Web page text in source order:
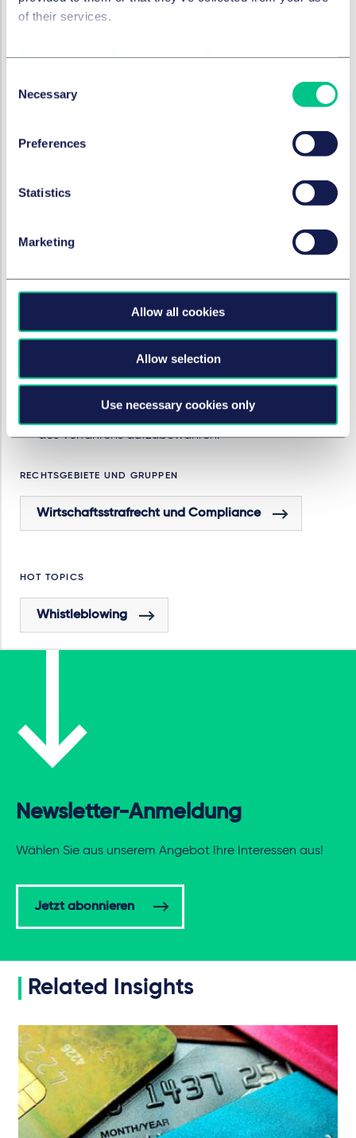
of their services.
Selection
Necessary
Preferences
Statistics
Marketing
Allow all cookies
Allow selection
Use necessary cookies only
Ermittlungen - enthalten. Allein dieses Geflecht an
Es besteht ein Wahlrecht des Whistleblowers, extern
oder (unternehmens)intern zu melden, wobei die
Bundesamt für Justiz angesiedelt und mit 30
mit deutlicher mehr Schlagkraft ausgestattet
werden soll. Unternehmen sind daher gut beraten,
Meldeangebot einen Anreiz zu schaffen, damit
Unternehmens gemeldet und dort aufgeklärt
Dokumentationspflichten auferlegt, z.B. sollen
Unternehmen verpflichtet sein, den jeweiligen
Whistleblower-Fall, einschließlich
Aufklärungsmaßnahmen o.ä. zu dokumentieren und
des Verfahrens aufzubewahren.
RECHTSGEBIETE UND GRUPPEN
Wirtschaftsstrafrecht und Compliance
HOT TOPICS
Whistleblowing
Newsletter-Anmeldung
Wählen Sie aus unserem Angebot Ihre Interessen aus!
Jetzt abonnieren
Related Insights